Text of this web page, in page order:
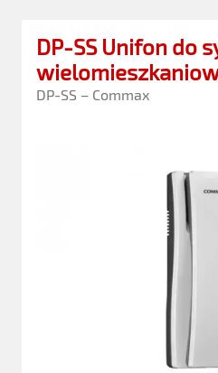
DP-SS Unifon do
DP-SS – Commax